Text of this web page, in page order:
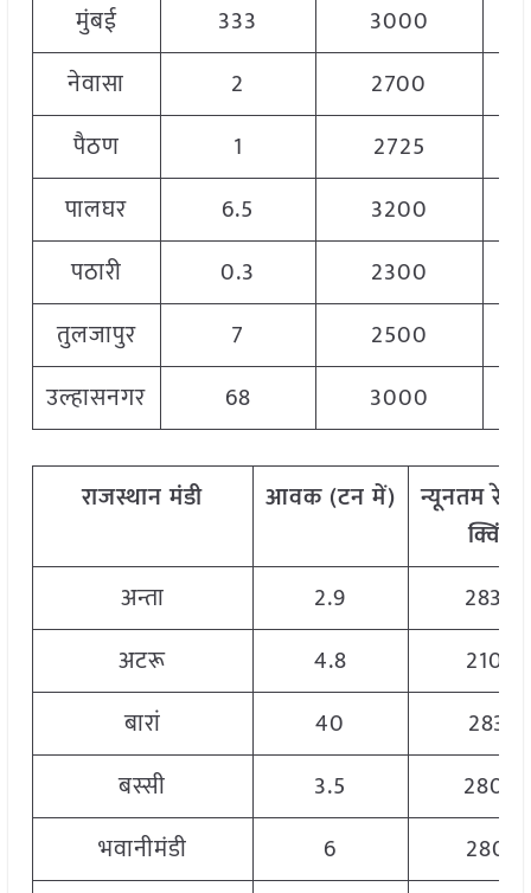
मुंबई
333
3000
नेवासा
2
2700
पैठण
1
2725
पालघर
6.5
3200
पठारी
0.3
2300
तुलजापुर
7
2500
उल्हासनगर
68 3000
राजस्थान मंडी आवक(टनमें) न्यूनतमरेट
क्विं
अन्ता
2.9
2830
अटरू
4.8
2105
बारां
40
2831
बस्सी
3.5
2800
भवानीमंडी
6
2801